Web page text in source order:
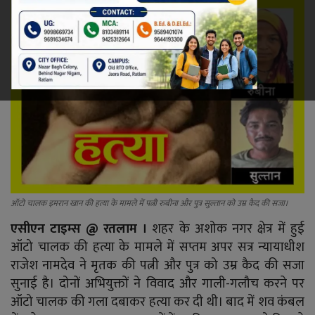
रेलवे
खेल
ज्योतिष
कला-साहित्य
निर्वाचन
धर्म-संस्कृति
करियर
वीडियो
ऑटो चालक इमरान खान की हत्या के मामले में पत्नी रुबीना और पुत्र सुल्तान को उम्र कैद की सजा।
एसीएन टाइम्स @ रतलाम । शहर के अशोक नगर क्षेत्र में हुई
ऑटो चालक की हत्या के मामले में सप्तम अपर सत्र न्यायाधीश
राजेश नामदेव ने मृतक की पत्नी और पुत्र को उम्र कैद की सजा
सुनाई है। दोनों अभियुक्तों ने विवाद और गाली-गलौच करने पर
ऑटो चालक की गला दबाकर हत्या कर दी थी। बाद में शव कंबल